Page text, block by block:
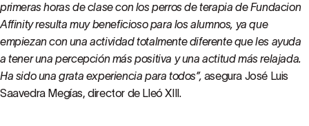
primeras horas de clase con los perros de terapia de Fundacion
Affinity resulta muy beneficioso para los alumnos, ya que
empiezan con una actividad totalmente diferente que les ayuda
a tener una percepción más positiva y una actitud más relajada.
Ha sido una grata experiencia para todos”, asegura José Luis
Saavedra Megías, director de Lleó XIII.